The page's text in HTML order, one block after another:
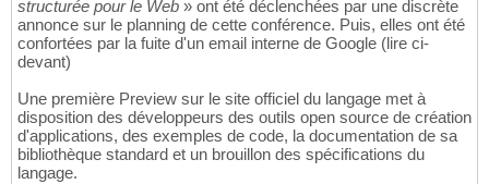
structurée pour le Web » ont été déclenchées par une discrète
annonce sur le planning de cette conférence. Puis, elles ont été
confortées par la fuite d'un email interne de Google (lire ci-
devant)
Une première Preview sur le site officiel du langage met à
disposition des développeurs des outils open source de création
d'applications, des exemples de code, la documentation de sa
bibliothèque standard et un brouillon des spécifications du
langage.